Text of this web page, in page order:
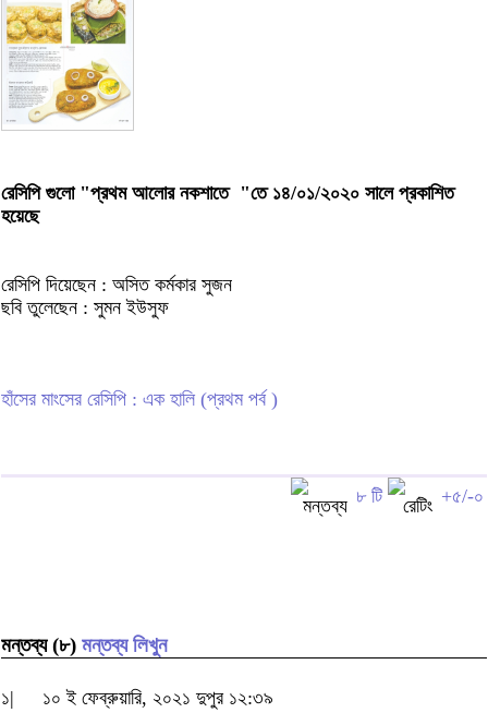
রেসিপি গুলো "প্রথম আলোর নকশাতে "তে ১৪/০১/২০২০ সালে প্রকাশিত
হয়েছে
রেসিপি দিয়েছেন : অসিত কর্মকার সুজন
ছবি তুলেছেন : সুমন ইউসুফ
হাঁসের মাংসের রেসিপি : এক হালি (প্রথম পর্ব )
৮ টি +৫/-০
মন্তব্য (৮) মন্তব্য লিখুন
১|
১০ ই ফেব্রুয়ারি, ২০২১ দুপুর ১২:৩৯